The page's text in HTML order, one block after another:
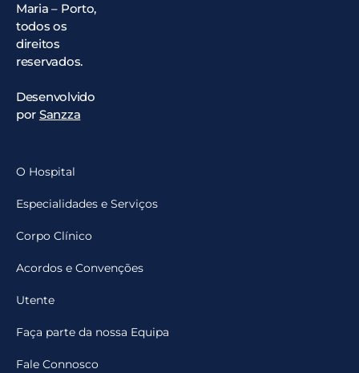
Maria – Porto,
todos os
direitos
reservados.
Desenvolvido
por Sanzza
O Hospital
Especialidades e Serviços
Corpo Clínico
Acordos e Convenções
Utente
Faça parte da nossa Equipa
Fale Connosco